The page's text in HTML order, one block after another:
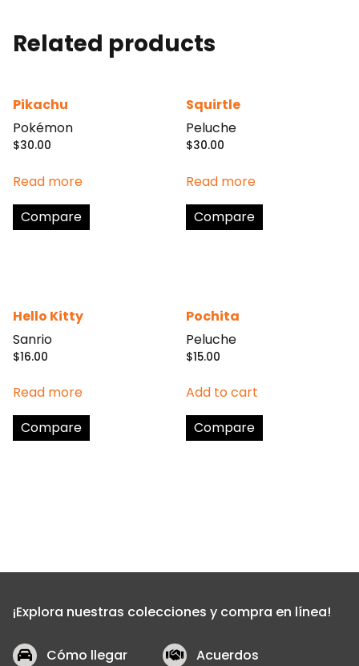
Related products
Pikachu
Pokémon
$30.00
Read more
Compare
Squirtle
Peluche
$30.00
Read more
Compare
Hello Kitty
Sanrio
$16.00
Read more
Compare
Pochita
Peluche
$15.00
Add to cart
Compare
¡Explora nuestras colecciones y compra en línea!
Cómo llegar Acuerdos